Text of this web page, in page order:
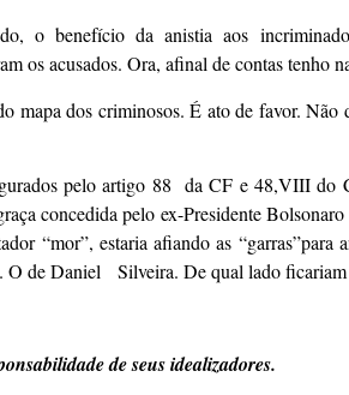
o benefício da anistia aos
os acusados. Ora, afinal de contas tenho
mapa dos criminosos. É ato de favor.
pelo artigo 88 da CF e 48,VIII do
concedida pelo ex-Presidente
“mor”, estaria afiando as “garras”para
O de Daniel Silveira. De qual lado
de seus idealizadores.